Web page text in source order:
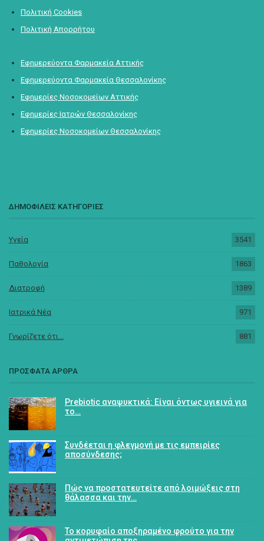
Πολιτική Cookies
Πολιτική Απορρήτου
Εφημερεύοντα Φαρμακεία Αττικής
Εφημερεύοντα Φαρμακεία Θεσσαλονίκης
Εφημερίες Νοσοκομείων Αττικής
Εφημερίες Ιατρών Θεσσαλονίκης
Εφημερίες Νοσοκομείων Θεσσαλονίκης
ΔΗΜΟΦΙΛΕΙΣ ΚΑΤΗΓΟΡΙΕΣ
Υγεία 3541
Παθολογία 1863
Διατροφή 1389
Ιατρικά Νέα 971
Γνωρίζετε ότι... 881
ΠΡΟΣΦΑΤΑ ΑΡΘΡΑ
Prebiotic αναψυκτικά: Είναι όντως υγιεινά για
το…
Συνδέεται η φλεγμονή με τις εμπειρίες
αποσύνδεσης;
Πώς να προστατευτείτε από λοιμώξεις στη
θάλασσα και την…
Το κορυφαίο αποξηραμένο φρούτο για την